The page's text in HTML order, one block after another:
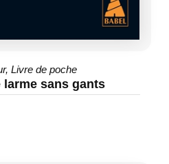
, Livre de poche
larme sans gants